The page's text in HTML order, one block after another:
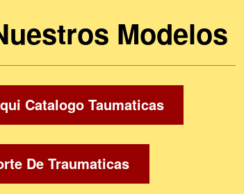
Modelos
Catalogo Taumaticas
De Traumaticas